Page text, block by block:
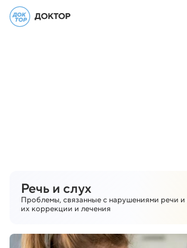
Речь и слух
Проблемы, связанные с нарушениями речи и
их коррекции и лечения